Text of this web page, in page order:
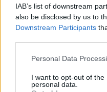
IAB’s list of downstream
also be disclosed by us to
Downstream Participants
Personal Data
I want to opt-out of the
personal data.
VALUTARE: